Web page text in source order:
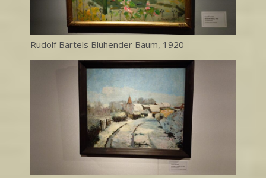
Rudolf Bartels Blühender Baum, 1920